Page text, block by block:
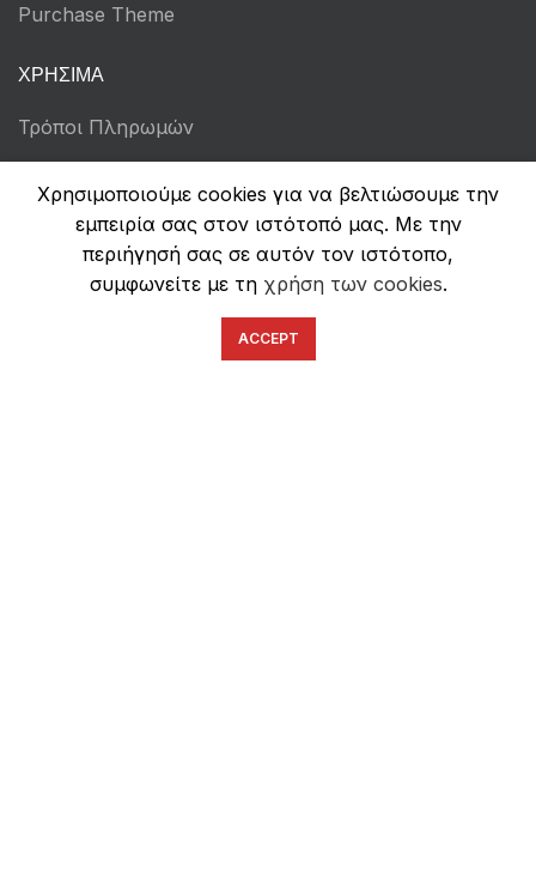
Purchase Theme
ΧΡΉΣΙΜΑ
Τρόποι Πληρωμών
Όροι Χρήσης
Πολιτική Απορρήτου
Χρησιμοποιούμε cookies για να βελτιώσουμε την
εμπειρία σας στον ιστότοπό μας. Με την
περιήγησή σας σε αυτόν τον ιστότοπο,
συμφωνείτε με τη χρήση των cookies.
ACCEPT